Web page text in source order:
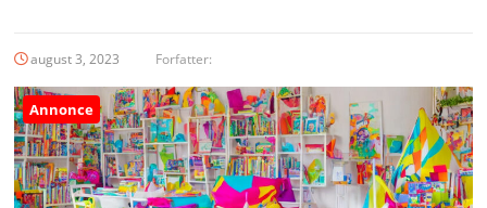
august 3, 2023 Forfatter:
Annonce